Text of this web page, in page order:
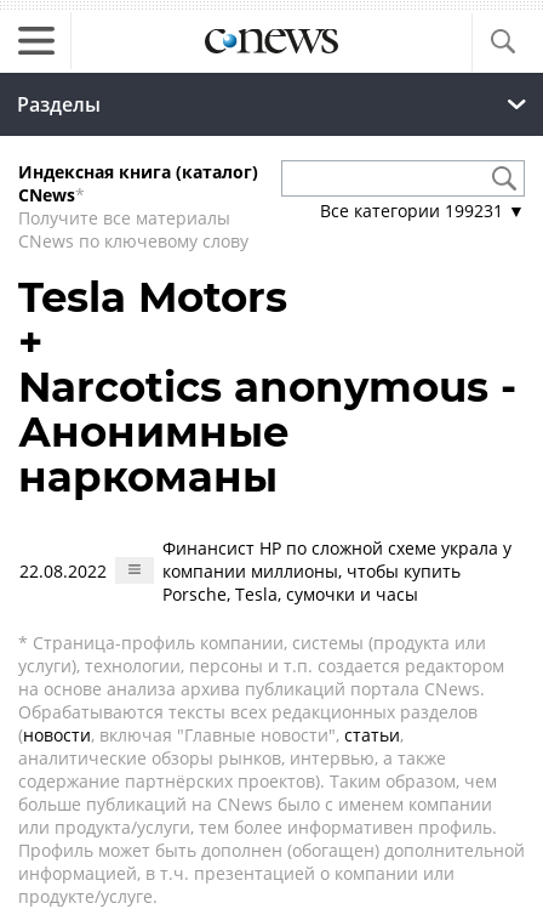
Разделы
Индексная книга (каталог)
CNews*
Получите все материалы
CNews по ключевому слову
Все категории 199231 ▼
Tesla Motors
+
Narcotics anonymous -
Анонимные
наркоманы
22.08.2022
Финансист HP по сложной схеме украла у
компании миллионы, чтобы купить
Porsсhe, Tesla, сумочки и часы
* Страница-профиль компании, системы (продукта или
услуги), технологии, персоны и т.п. создается редактором
на основе анализа архива публикаций портала CNews.
Обрабатываются тексты всех редакционных разделов
(новости, включая "Главные новости", статьи,
аналитические обзоры рынков, интервью, а также
содержание партнёрских проектов). Таким образом, чем
больше публикаций на CNews было с именем компании
или продукта/услуги, тем более информативен профиль.
Профиль может быть дополнен (обогащен) дополнительной
информацией, в т.ч. презентацией о компании или
продукте/услуге.